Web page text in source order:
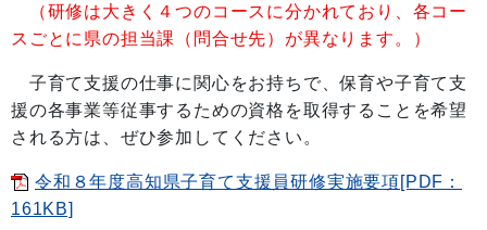
（研修は大きく４つのコースに分かれており、各コー
スごとに県の担当課（問合せ先）が異なります。）
子育て支援の仕事に関心をお持ちで、保育や子育て支
援の各事業等従事するための資格を取得することを希望
される方は、ぜひ参加してください。
令和８年度高知県子育て支援員研修実施要項[PDF：
161KB]